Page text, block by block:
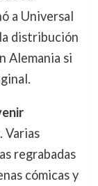
a Universal
distribución
Alemania si
Varias
regrabadas
cómicas y